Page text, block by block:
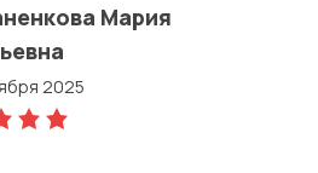
Мария
2025